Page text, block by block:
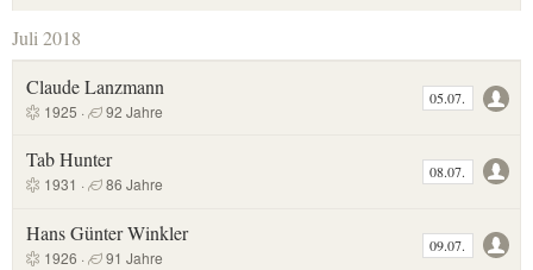
Juli 2018
Claude Lanzmann
1925 · 92 Jahre
05.07.
Tab Hunter
1931 · 86 Jahre
08.07.
Hans Günter Winkler
1926 · 91 Jahre
09.07.